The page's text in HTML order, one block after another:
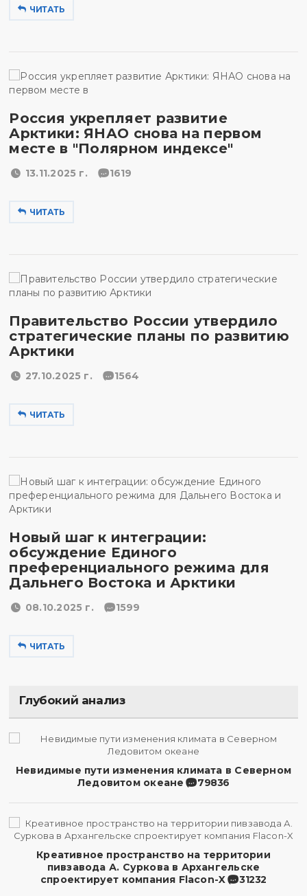
ЧИТАТЬ
Россия укрепляет развитие
Арктики: ЯНАО снова на первом
месте в "Полярном индексе"
13.11.2025 г. 1619
ЧИТАТЬ
Правительство России утвердило
стратегические планы по развитию
Арктики
27.10.2025 г. 1564
ЧИТАТЬ
Новый шаг к интеграции:
обсуждение Единого
преференциального режима для
Дальнего Востока и Арктики
08.10.2025 г. 1599
ЧИТАТЬ
Глубокий анализ
Невидимые пути изменения климата в Северном
Ледовитом океане
79836
Креативное пространство на территории
пивзавода А. Суркова в Архангельске
спроектирует компания Flacon-X
31232